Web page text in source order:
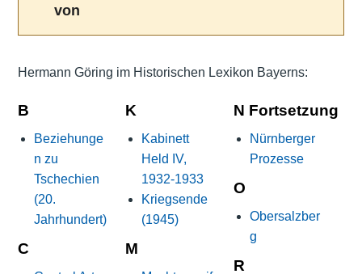
von
Hermann Göring im Historischen Lexikon Bayerns:
B
Beziehunge
n zu
Tschechien
(20.
Jahrhundert)
C
K
Kabinett
Held IV,
1932-1933
Kriegsende
(1945)
M
N Fortsetzung
Nürnberger
Prozesse
O
Obersalzber
g
R